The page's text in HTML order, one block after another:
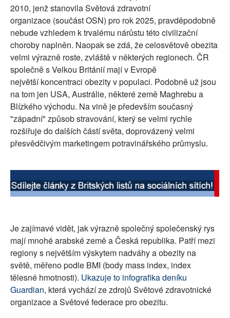
SOCIÁLNÍ SÍTĚ
RUBRIKY
PLNÁ VERZE STRÁNEK
2010, jenž stanovila Světová zdravotní
organizace (součást OSN) pro rok 2025, pravděpodobně
nebude vzhledem k trvalému nárůstu této civilizační
choroby naplněn. Naopak se zdá, že celosvětově obezita
velmi výrazně roste, zvláště v některých regionech. ČR
společně s Velkou Británií mají v Evropě
největší koncentraci obezity v populaci. Podobně už jsou
na tom jen USA, Austrálie, některé země Maghrebu a
Blízkého východu. Na vině je především současný
"západní" způsob stravování, který se velmi rychle
rozšiřuje do dalších částí světa, doprovázený velmi
přesvědčivým marketingem potravinářského průmyslu.
Je zajímavé vidět, jak výrazně společný společenský rys
mají mnohé arabské země a Česká republika. Patří mezi
regiony s největším výskytem nadváhy a obezity na
světě, měřeno podle BMI (body mass index, index
tělesné hmotnosti). Ukazuje to infografika deníku
Guardian, která vychází ze zdrojů Světové zdravotnické
organizace a Světové federace pro obezitu.